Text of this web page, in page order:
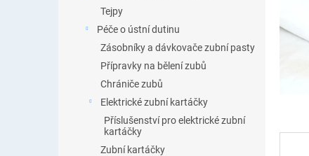
Tejpy
Péče o ústní dutinu
Zásobníky a dávkovače zubní pasty
Přípravky na bělení zubů
Chrániče zubů
Elektrické zubní kartáčky
Příslušenství pro elektrické zubní
kartáčky
Zubní kartáčky